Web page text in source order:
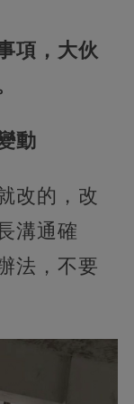
項，大伙
動
改的，改
溝通確
法，不要